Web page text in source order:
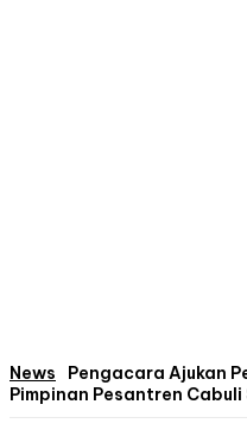
News
Pengacara Ajukan
Pimpinan Pesantren